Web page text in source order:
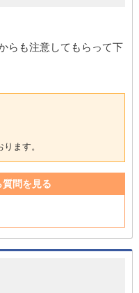
らも注意してもらって下
ます。
質問を見る